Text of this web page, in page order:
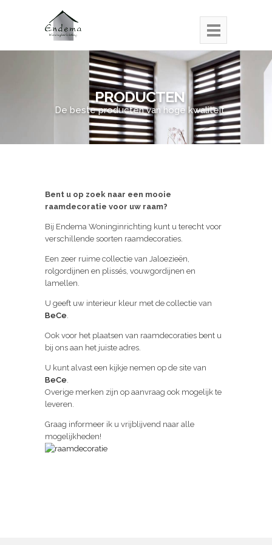
PRODUCTEN
De beste producten van hoge kwaliteit.
Bent u op zoek naar een mooie
raamdecoratie voor uw raam?
Bij Endema Woninginrichting kunt u terecht voor
verschillende soorten raamdecoraties.
Een zeer ruime collectie van Jaloezieën,
rolgordijnen en plissés, vouwgordijnen en
lamellen.
U geeft uw interieur kleur met de collectie van
BeCe.
Ook voor het plaatsen van raamdecoraties bent u
bij ons aan het juiste adres.
U kunt alvast een kijkje nemen op de site van
BeCe.
Overige merken zijn op aanvraag ook mogelijk te
leveren.
Graag informeer ik u vrijblijvend naar alle
mogelijkheden!